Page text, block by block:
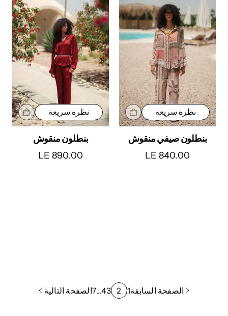
نظرة سريعة
بنطلون صيفي منقوش
LE 840.00
نظرة سريعة
بنطلون منقوش
LE 890.00
الصفحة السابقة1
2
3
4
…
7الصفحة التالية